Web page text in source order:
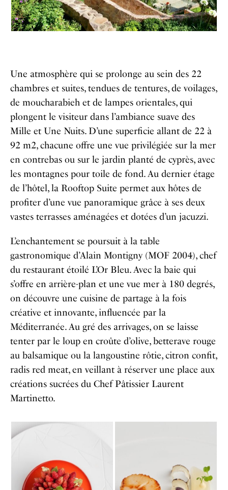
Une atmosphère qui se prolonge au sein des 22
chambres et suites, tendues de tentures, de voilages,
de moucharabieh et de lampes orientales, qui
plongent le visiteur dans l’ambiance suave des
Mille et Une Nuits. D’une superficie allant de 22 à
92 m2, chacune offre une vue privilégiée sur la mer
en contrebas ou sur le jardin planté de cyprès, avec
les montagnes pour toile de fond. Au dernier étage
de l’hôtel, la Rooftop Suite permet aux hôtes de
profiter d’une vue panoramique grâce à ses deux
vastes terrasses aménagées et dotées d’un jacuzzi.
L’enchantement se poursuit à la table
gastronomique d’Alain Montigny (MOF 2004), chef
du restaurant étoilé L’Or Bleu. Avec la baie qui
s’offre en arrière-plan et une vue mer à 180 degrés,
on découvre une cuisine de partage à la fois
créative et innovante, influencée par la
Méditerranée. Au gré des arrivages, on se laisse
tenter par le loup en croûte d’olive, betterave rouge
au balsamique ou la langoustine rôtie, citron confit,
radis red meat, en veillant à réserver une place aux
créations sucrées du Chef Pâtissier Laurent
Martinetto.